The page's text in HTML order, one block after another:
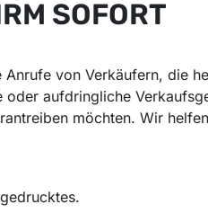
SOFORT
von Verkäufern, die
aufdringliche
möchten. Wir